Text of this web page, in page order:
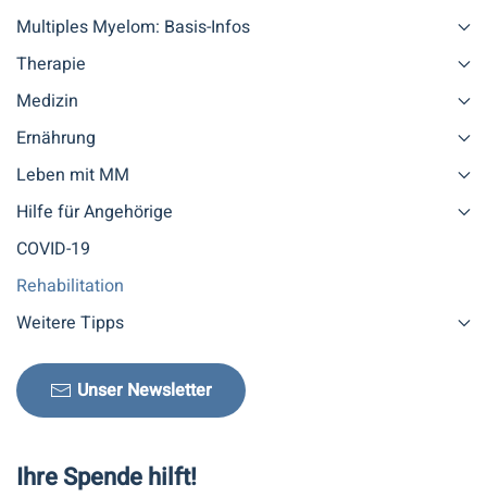
Multiples Myelom: Basis-Infos
Therapie
Medizin
Ernährung
Leben mit MM
Hilfe für Angehörige
COVID-19
Rehabilitation
Weitere Tipps
Unser Newsletter
Ihre Spende hilft!